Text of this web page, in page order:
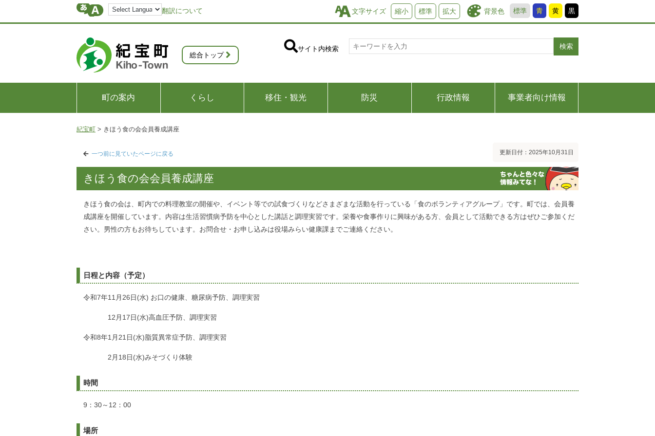
翻訳について 背景色 標準 青 黄 黒
文字サイズ 縮小 標準 拡大
総合トップ
サイト内検索 検索
町の案内 くらし 移住・観光 防災 行政情報 事業者向け情報
紀宝町 > きほう食の会会員養成講座
一つ前に見ていたページに戻る 更新日付：2025年10月31日
きほう食の会会員養成講座
きほう食の会は、町内での料理教室の開催や、イベント等での試食づくりなどさまざまな活動を行っている「食のボランティアグループ」です。町では、会員養
成講座を開催しています。内容は生活習慣病予防を中心とした講話と調理実習です。栄養や食事作りに興味がある方、会員として活動できる方はぜひご参加くだ
さい。男性の方もお待ちしています。お問合せ・お申し込みは役場みらい健康課までご連絡ください。
日程と内容（予定）
令和7年11月26日(水) お口の健康、糖尿病予防、調理実習
12月17日(水)高血圧予防、調理実習
令和8年1月21日(水)脂質異常症予防、調理実習
2月18日(水)みそづくり体験
時間
9：30～12：00
場所